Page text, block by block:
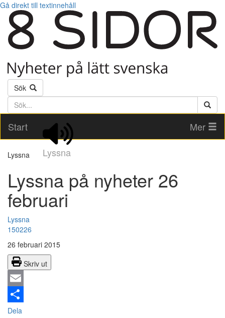
Gå direkt till textinnehåll
Sök
Söktext
Start
Lyssna
Mer
Lyssna
Lyssna på nyheter 26
februari
Lyssna
150226
26 februari 2015
Skriv ut
Email
Dela